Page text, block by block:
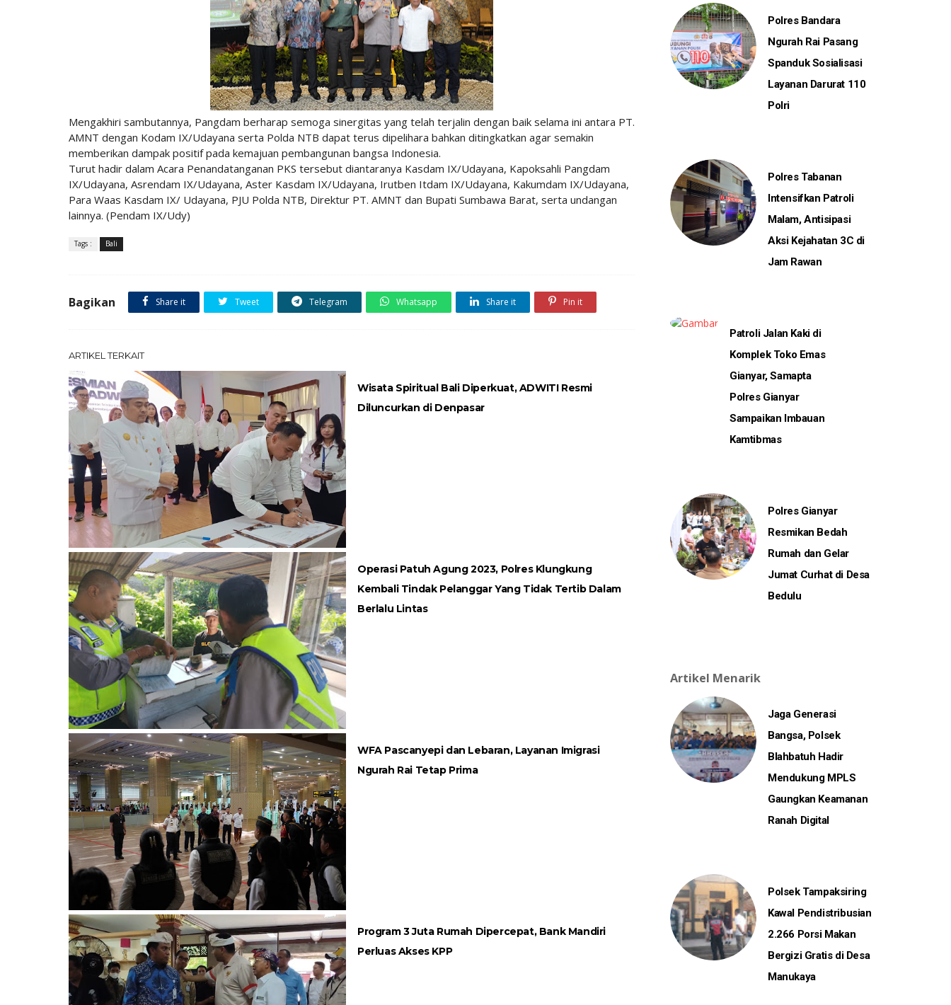
Mengakhiri sambutannya, Pangdam berharap semoga sinergitas yang telah terjalin dengan baik selama ini antara PT.
AMNT dengan Kodam IX/Udayana serta Polda NTB dapat terus dipelihara bahkan ditingkatkan agar semakin
memberikan dampak positif pada kemajuan pembangunan bangsa Indonesia.
Turut hadir dalam Acara Penandatanganan PKS tersebut diantaranya Kasdam IX/Udayana, Kapoksahli Pangdam
IX/Udayana, Asrendam IX/Udayana, Aster Kasdam IX/Udayana, Irutben Itdam IX/Udayana, Kakumdam IX/Udayana,
Para Waas Kasdam IX/ Udayana, PJU Polda NTB, Direktur PT. AMNT dan Bupati Sumbawa Barat, serta undangan
lainnya. (Pendam IX/Udy)
Tags : Bali
Bagikan Share it Tweet Telegram Whatsapp Share it Pin it
ARTIKEL TERKAIT
Wisata Spiritual Bali Diperkuat, ADWITI Resmi
Diluncurkan di Denpasar
Operasi Patuh Agung 2023, Polres Klungkung
Kembali Tindak Pelanggar Yang Tidak Tertib Dalam
Berlalu Lintas
WFA Pascanyepi dan Lebaran, Layanan Imigrasi
Ngurah Rai Tetap Prima
Program 3 Juta Rumah Dipercepat, Bank Mandiri
Perluas Akses KPP
Polres Bandara
Ngurah Rai Pasang
Spanduk Sosialisasi
Layanan Darurat 110
Polri
Polres Tabanan
Intensifkan Patroli
Malam, Antisipasi
Aksi Kejahatan 3C di
Jam Rawan
Patroli Jalan Kaki di
Komplek Toko Emas
Gianyar, Samapta
Polres Gianyar
Sampaikan Imbauan
Kamtibmas
Polres Gianyar
Resmikan Bedah
Rumah dan Gelar
Jumat Curhat di Desa
Bedulu
Artikel Menarik
Jaga Generasi
Bangsa, Polsek
Blahbatuh Hadir
Mendukung MPLS
Gaungkan Keamanan
Ranah Digital
Polsek Tampaksiring
Kawal Pendistribusian
2.266 Porsi Makan
Bergizi Gratis di Desa
Manukaya